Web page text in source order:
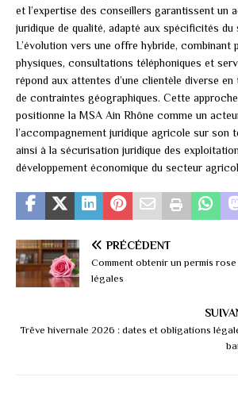
et l’expertise des conseillers garantissent un
juridique de qualité, adapté aux spécificités
L’évolution vers une offre hybride, combinant
physiques, consultations téléphoniques et
répond aux attentes d’une clientèle diverse
de contraintes géographiques. Cette
positionne la MSA Ain Rhône comme un
l’accompagnement juridique agricole sur son
ainsi à la sécurisation juridique des
développement économique du secteur
PRÉCÉDENT
Comment obtenir un permis
légales
Trêve hivernale 2026 : dates et obligations